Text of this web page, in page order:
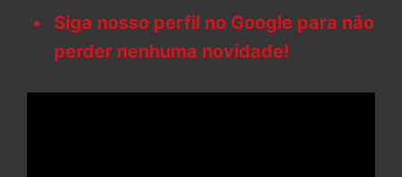
Siga nosso perfil no Google para não
perder nenhuma novidade!